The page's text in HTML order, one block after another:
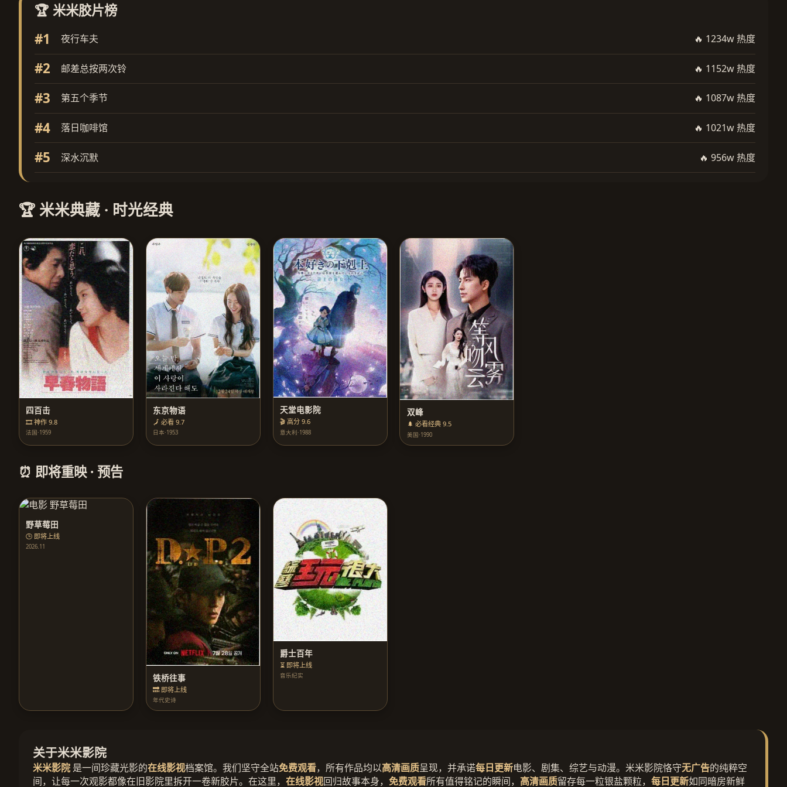
🏆 米米胶片榜
#1
夜行车夫 🔥 1234w 热度
#2 邮差总按两次铃 🔥 1152w 热度
#3 第五个季节 🔥 1087w 热度
#4 落日咖啡馆 🔥 1021w 热度
#5 深水沉默 🔥 956w 热度
🏆 米米典藏 · 时光经典
四百击
🎞️ 神作 9.8
法国·1959
东京物语
🗾 必看 9.7
日本·1953
天堂电影院
🎬 高分 9.6
意大利·1988
双峰
🌲 必看经典 9.5
美国·1990
⏰ 即将重映 · 预告
野草莓田
🕒 即将上线
2026.11
铁桥往事
🔜 即将上线
年代史诗
爵士百年
⏳ 即将上线
音乐纪实
关于米米影院
米米影院是一间珍藏光影的在线影视档案馆。我们坚守全站免费观看，所有作品均以高清画质呈现，并承诺每日更新电影、剧集、综艺与动漫。米米影院恪守无广告的纯粹空
间，让每一次观影都像在旧影院里拆开一卷新胶片。在这里， 在线影视回归故事本身， 免费观看所有值得铭记的瞬间， 高清画质留存每一粒银盐颗粒， 每日更新如同暗房新鲜